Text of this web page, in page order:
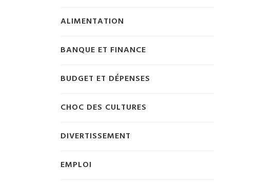
ALIMENTATION
BANQUE ET FINANCE
BUDGET ET DÉPENSES
CHOC DES CULTURES
DIVERTISSEMENT
EMPLOI